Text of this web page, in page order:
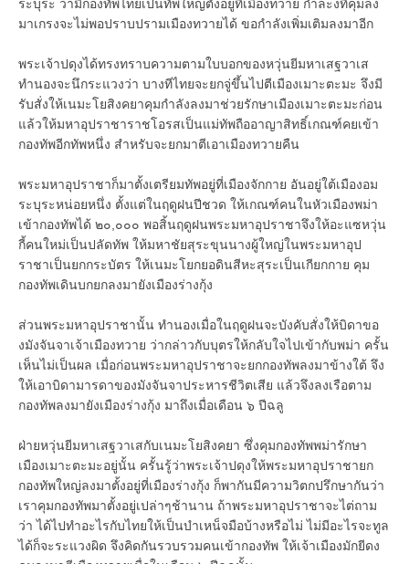
ระบุระ ว่ามีกองทัพไทยเป็นทัพใหญ่ตั้งอยู่ที่เมืองทวาย กำละงที่คุมลง
มาเกรงจะไม่พอปราบปรามเมืองทวายได้ ขอกำลังเพิ่มเติมลงมาอีก
พระเจ้าปดุงได้ทรงทราบความตามใบบอกของหวุ่นยีมหาเสฐวาเส
ทำนองจะนึกระแวงว่า บางทีไทยจะยกจู่ขึ้นไปตีเมืองเมาะตะมะ จึงมี
รับสั่งให้เนมะโยสิงคยาคุมกำลังลงมาช่วยรักษาเมืองเมาะตะมะก่อน
แล้วให้มหาอุปราชาราชโอรสเป็นแม่ทัพถืออาญาสิทธิ์เกณฑ์คยเข้า
กองทัพอีกทัพหนึ่ง สำหรับจะยกมาตีเอาเมืองทวายคืน
พระมหาอุปราชาก็มาตั้งเตรียมทัพอยู่ที่เมืองจักกาย อันอยู่ใต้เมืองอม
ระบุระหน่อยหนึ่ง ตั้งแต่ในฤดูฝนปีชวด ให้เกณฑ์คนในหัวเมืองพม่า
เข้ากองทัพได้ ๒๐,๐๐๐ พอสิ้นฤดูฝนพระมหาอุปราชาจึงให้อะแซหวุ่น
กี้คนใหม่เป็นปลัดทัพ ให้มหาชัยสุระขุนนางผู้ใหญ่ในพระมหาอุป
ราชาเป็นยกกระบัตร ให้เนมะโยกยอดินสีหะสุระเป็นเกียกกาย คุม
กองทัพเดินบกยกลงมายังเมืองร่างกุ้ง
ส่วนพระมหาอุปราชานั้น ทำนองเมื่อในฤดูฝนจะบังคับสั่งให้บิดาขอ
งมังจันจาเจ้าเมืองทวาย ว่ากล่าวกับบุตรให้กลับใจไปเข้ากับพม่า ครั้น
เห็นไม่เป็นผล เมื่อก่อนพระมหาอุปราชาจะยกกองทัพลงมาข้างใต้ จึง
ให้เอาบิดามารดาของมังจันจาประหารชีวิตเสีย แล้วจึงลงเรือตาม
กองทัพลงมายังเมืองร่างกุ้ง มาถึงเมื่อเดือน ๖ ปีฉลู
ฝ่ายหวุ่นยีมหาเสฐวาเสกับเนมะโยสิงคยา ซึ่งคุมกองทัพพม่ารักษา
เมืองเมาะตะมะอยู่นั้น ครั้นรู้ว่าพระเจ้าปดุงให้พระมหาอุปราชายก
กองทัพใหญ่ลงมาตั้งอยู่ที่เมืองร่างกุ้ง ก็พากันมีความวิตกปรึกษากันว่า
เราคุมกองทัพมาตั้งอยู่เปล่าๆช้านาน ถ้าพระมหาอุปราชาจะไต่ถาม
ว่า ได้ไปทำอะไรกับไทยให้เป็นบำเหน็จมือบ้างหรือไม่ ไม่มีอะไรจะทูล
ได้ก็จะระแวงผิด จึงคิดกันรวบรวมคนเข้ากองทัพ ให้เจ้าเมืองมักยีดง